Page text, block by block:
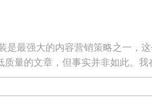
最强大的内容营销策略之一，
量的文章，但事实并非如此。
、演示文...